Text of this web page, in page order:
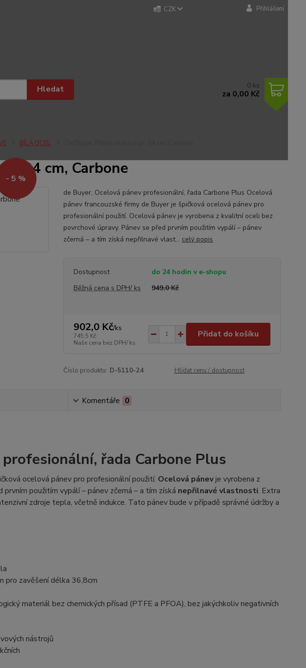
CZK Přihlášení
Hledat 0 ks
za 0,00 Kč
BÍLÁ OCEL
24 cm, Carbone
- 5 %
de Buyer, Ocelová pánev profesionální, řada Carbone Plus Ocelová
pánev francouzské firmy de Buyer je špičková ocelová pánev pro
profesionální použití. Ocelová pánev je vyrobena z kvalitní oceli bez
povrchové úpravy. Pánev se před prvním použitím vypálí – pánev
zčerná – a tím získá nepřilnavé vlast... celý popis
Dostupnost
do 24 hodin v e-shopu
Běžná cena s DPH/ ks
949,0 Kč
902,0 Kč/ks
745,5 Kč
Naše cena bez DPH/ ks:
Přidat do košíku
Číslo produktu: D-5110-24 Hlídat cenu / dostupnost
Komentáře 0
řada Carbone Plus
ocelová pánev pro profesionální použití. Ocelová pánevje vyrobena z
použitím vypálí – pánev zčerná – a tím získá nepřilnavé vlastnosti. Extra
zdroje tepla, včetně indukce. Tato pánev bude v případě správné údržby a
pro zavěšení délka 36,8cm
materiál bez chemických přísad (PTFE a PFOA), bez jakýchkoliv negativních
nástrojů